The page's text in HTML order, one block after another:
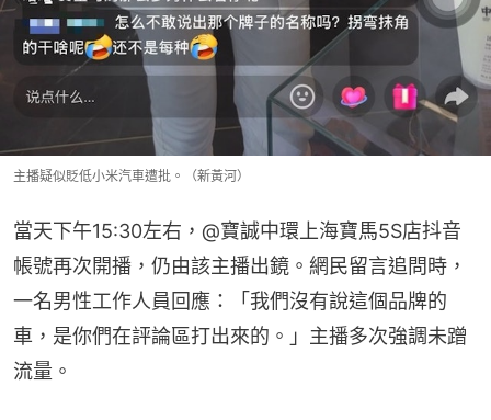
主播疑似貶低小米汽車遭批。（新黃河）
當天下午15:30左右，@寶誠中環上海寶馬5S店抖音
帳號再次開播，仍由該主播出鏡。網民留言追問時，
一名男性工作人員回應：「我們沒有說這個品牌的
車，是你們在評論區打出來的。」主播多次強調未蹭
流量。